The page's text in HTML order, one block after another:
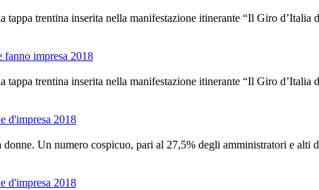
trentina inserita nella manifestazione itinerante “Il Giro
impresa 2018
trentina inserita nella manifestazione itinerante “Il Giro
d'impresa 2018
Un numero cospicuo, pari al 27,5% degli amministratori e
d'impresa 2018